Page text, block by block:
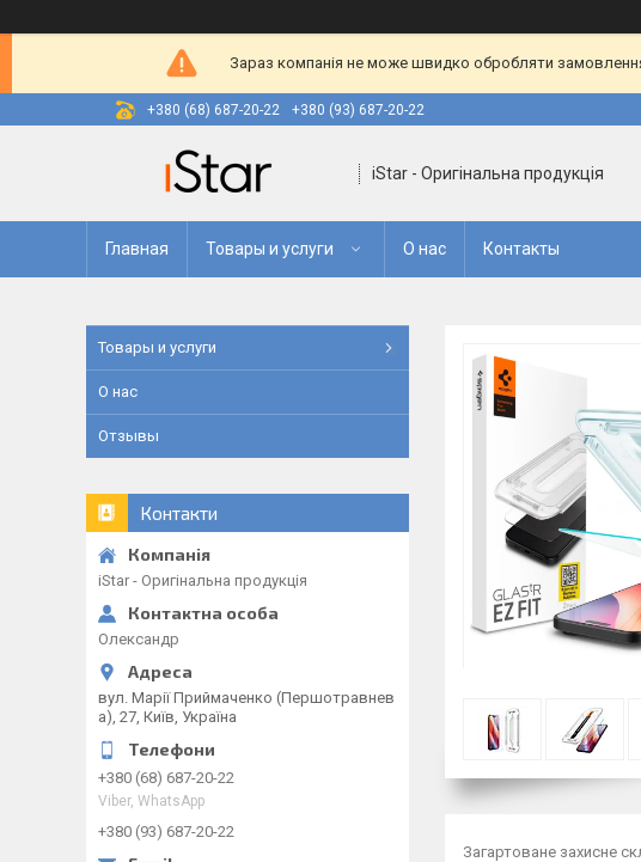
Зараз компанія не може швидко обробляти
+380 (68) 687-20-22 +380 (93) 687-20-22
iStar - Оригінальна продукція
Главная Товары и услуги О нас Контакты
Загартоване захисне
Товары и услуги
О нас
Отзывы
Контакти
iStar - Оригінальна продукція
Олександр
вул. Марії Приймаченко (Першотравнев
а), 27, Київ, Україна
+380 (68) 687-20-22
Viber, WhatsApp
+380 (93) 687-20-22